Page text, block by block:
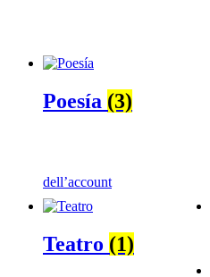
Poesía (3)
Teatro (1)
dell’account